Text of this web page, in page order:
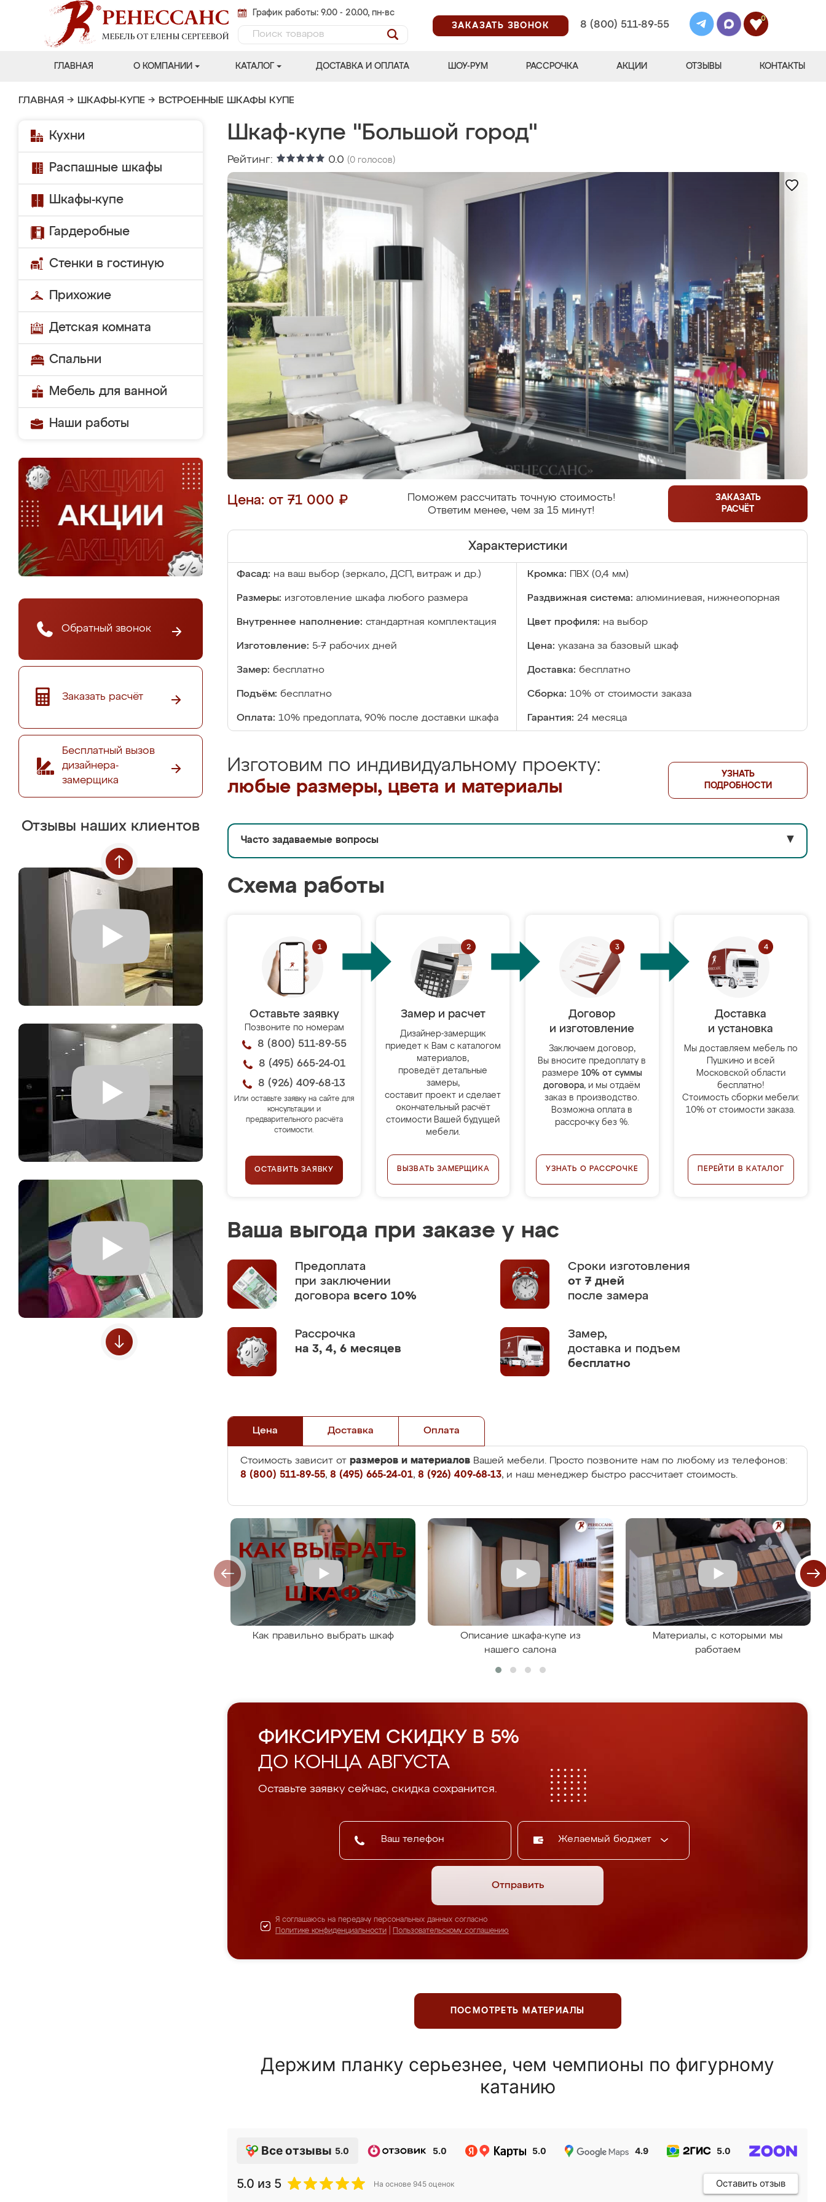
График работы: 9.00 - 20.00, пн-вс
ЗАКАЗАТЬ ЗВОНОК
8 (800) 511-89-55
0
ГЛАВНАЯ О КОМПАНИИ КАТАЛОГ ДОСТАВКА И ОПЛАТА ШОУ-РУМ РАССРОЧКА АКЦИИ ОТЗЫВЫ КОНТАКТЫ
ГЛАВНАЯ → ШКАФЫ-КУПЕ → ВСТРОЕННЫЕ ШКАФЫ КУПЕ
Кухни
Распашные шкафы
Шкафы-купе
Гардеробные
Стенки в гостиную
Прихожие
Детская комната
Спальни
Мебель для ванной
Наши работы
Обратный звонок
Заказать расчёт
Бесплатный вызов
дизайнера-
замерщика
Отзывы наших клиентов
Шкаф-купе "Большой город"
Рейтинг: 0.0 (0 голосов)
Цена: от 71 000 ₽
Поможем рассчитать точную стоимость!
Ответим менее, чем за 15 минут!
ЗАКАЗАТЬ
РАСЧЁТ
Характеристики
Фасад: на ваш выбор (зеркало, ДСП, витраж и др.) Кромка: ПВХ (0,4 мм)
Размеры: изготовление шкафа любого размера Раздвижная система: алюминиевая, нижнеопорная
Внутреннее наполнение: стандартная комплектация Цвет профиля: на выбор
Изготовление: 5-7 рабочих дней Цена: указана за базовый шкаф
Замер: бесплатно Доставка: бесплатно
Подъём: бесплатно Сборка: 10% от стоимости заказа
Оплата: 10% предоплата, 90% после доставки шкафа Гарантия: 24 месяца
Изготовим по индивидуальному проекту:
любые размеры, цвета и материалы
УЗНАТЬ
ПОДРОБНОСТИ
Часто задаваемые вопросы ▼
Схема работы
Оставьте заявку
Позвоните по номерам
8 (800) 511-89-55
8 (495) 665-24-01
8 (926) 409-68-13
Или оставьте заявку на сайте для
консультации и
предварительного расчёта
стоимости.
ОСТАВИТЬ ЗАЯВКУ
Замер и расчет
Дизайнер-замерщик
приедет к Вам с каталогом
материалов,
проведёт детальные
замеры,
составит проект и сделает
окончательный расчёт
стоимости Вашей будущей
мебели.
ВЫЗВАТЬ ЗАМЕРЩИКА
Договор
и изготовление
Заключаем договор,
Вы вносите предоплату в
размере 10% от суммы
договора, и мы отдаём
заказ в производство.
Возможна оплата в
рассрочку без %.
УЗНАТЬ О РАССРОЧКЕ
Доставка
и установка
Мы доставляем мебель по
Пушкино и всей
Московской области
бесплатно!
Стоимость сборки мебели:
10% от стоимости заказа.
ПЕРЕЙТИ В КАТАЛОГ
Ваша выгода при заказе у нас
Предоплата
при заключении
договора всего 10%
Сроки изготовления
от 7 дней
после замера
Рассрочка
на 3, 4, 6 месяцев
Замер,
доставка и подъем
бесплатно
Цена Доставка Оплата
Стоимость зависит от размеров и материалов Вашей мебели. Просто позвоните нам по любому из телефонов:
8 (800) 511-89-55, 8 (495) 665-24-01, 8 (926) 409-68-13, и наш менеджер быстро рассчитает стоимость.
Как правильно выбрать шкаф
Описание шкафа-купе из
нашего салона
Материалы, с которыми мы
работаем
ФИКСИРУЕМ СКИДКУ В 5%
ДО КОНЦА АВГУСТА
Оставьте заявку сейчас, скидка сохранится.
Желаемый бюджет
Отправить
Я соглашаюсь на передачу персональных данных согласно
Политике конфиденциальности
Пользовательскому соглашению
ПОСМОТРЕТЬ МАТЕРИАЛЫ
Держим планку серьезнее, чем чемпионы по фигурному
катанию
Все отзывы 5.0 5.0 5.0 4.9 5.0
5.0 из 5 На основе 945 оценок Оставить отзыв